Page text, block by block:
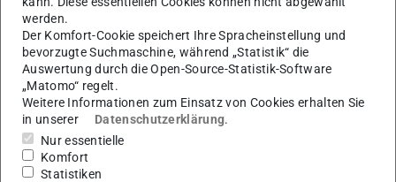
werden.
Der Komfort-Cookie speichert Ihre Spracheinstellung und
bevorzugte Suchmaschine, während „Statistik“ die
Auswertung durch die Open-Source-Statistik-Software
„Matomo“ regelt.
Weitere Informationen zum Einsatz von Cookies erhalten Sie
in unserer
Datenschutzerklärung.
Nur essentielle
Komfort
Statistiken